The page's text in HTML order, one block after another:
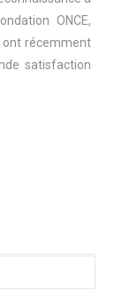
ONCE,
ont récemment
satisfaction